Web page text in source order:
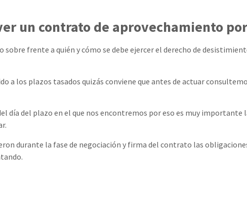
un contrato de aprovechamiento
frente a quién y cómo se debe ejercer el derecho de
a los plazos tasados quizás conviene que antes de actuar
día del plazo en el que nos encontremos por eso es muy importante
durante la fase de negociación y firma del contrato las